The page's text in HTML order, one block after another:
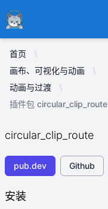
Ducafecat
首页
画布、可视化与动画
动画与过渡
插件包 circular_clip_route
circular_clip_route
pub.dev Github
安装